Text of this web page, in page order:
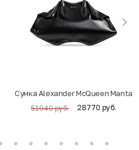
Cумка Alexander McQueen Manta
51940 руб. 28770 руб.